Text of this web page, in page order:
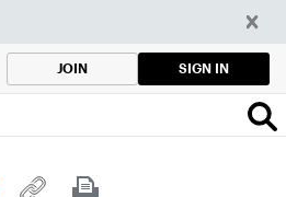
JOIN SIGN IN